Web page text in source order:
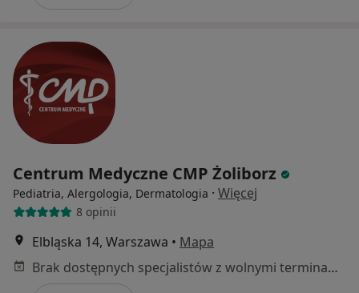
Centrum Medyczne CMP Żoliborz
Pediatria, Alergologia, Dermatologia · Więcej
8 opinii
Elbląska 14, Warszawa • Mapa
Brak dostępnych specjalistów z wolnymi terminami w tym centrum medycznym.